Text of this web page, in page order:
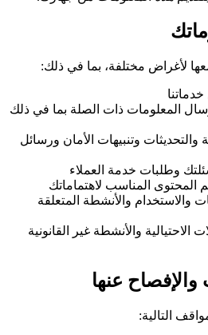
لأغراض مختلفة، بما في ذلك:
المعلومات ذات الصلة بما في ذلك
والتحديثات وتنبيهات الأمان ورسائل
وطلبات خدمة العملاء
المناسب لاهتماماتك
والاستخدام والأنشطة المتعلقة
الاحتيالية والأنشطة غير القانونية
عنها
التالية: